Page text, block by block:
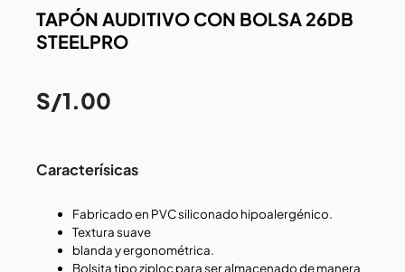
TAPÓN AUDITIVO CON BOLSA 26DB
STEELPRO
S/1.00
Caracterísicas
Fabricado en PVC siliconado hipoalergénico.
Textura suave
blanda y ergonométrica.
Bolsita tipo ziploc para ser almacenado de manera